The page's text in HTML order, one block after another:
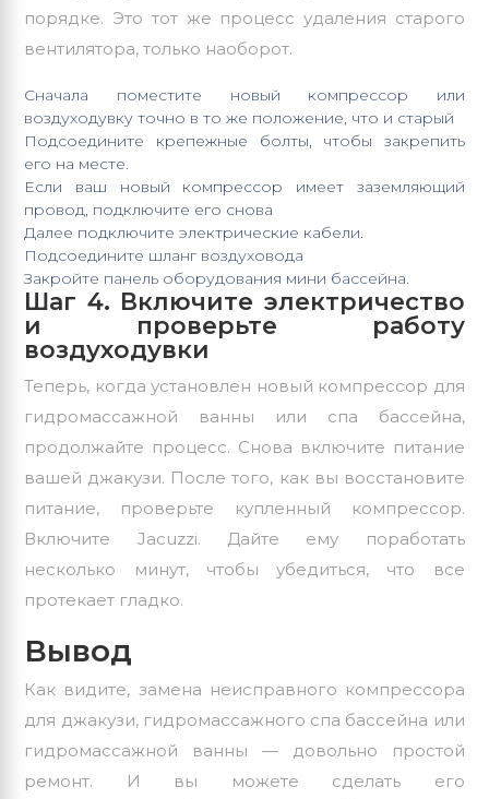
порядке. Это тот же процесс удаления старого
вентилятора, только наоборот.
Сначала поместите новый компрессор или
воздуходувку точно в то же положение, что и старый
Подсоедините крепежные болты, чтобы закрепить
его на месте.
Если ваш новый компрессор имеет заземляющий
провод, подключите его снова
Далее подключите электрические кабели.
Подсоедините шланг воздуховода
Закройте панель оборудования мини бассейна.
Шаг 4. Включите электричество
и проверьте работу
воздуходувки
Теперь, когда установлен новый компрессор для
гидромассажной ванны или спа бассейна,
продолжайте процесс. Снова включите питание
вашей джакузи. После того, как вы восстановите
питание, проверьте купленный компрессор.
Включите Jacuzzi. Дайте ему поработать
несколько минут, чтобы убедиться, что все
протекает гладко.
Вывод
Как видите, замена неисправного компрессора
для джакузи, гидромассажного спа бассейна или
гидромассажной ванны — довольно простой
ремонт. И вы можете сделать его